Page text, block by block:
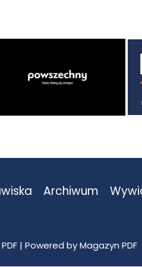
Archiwum
| Powered by Magazyn PDF